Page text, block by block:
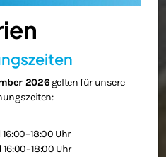
2026 gelten für unsere
Uhr
Uhr